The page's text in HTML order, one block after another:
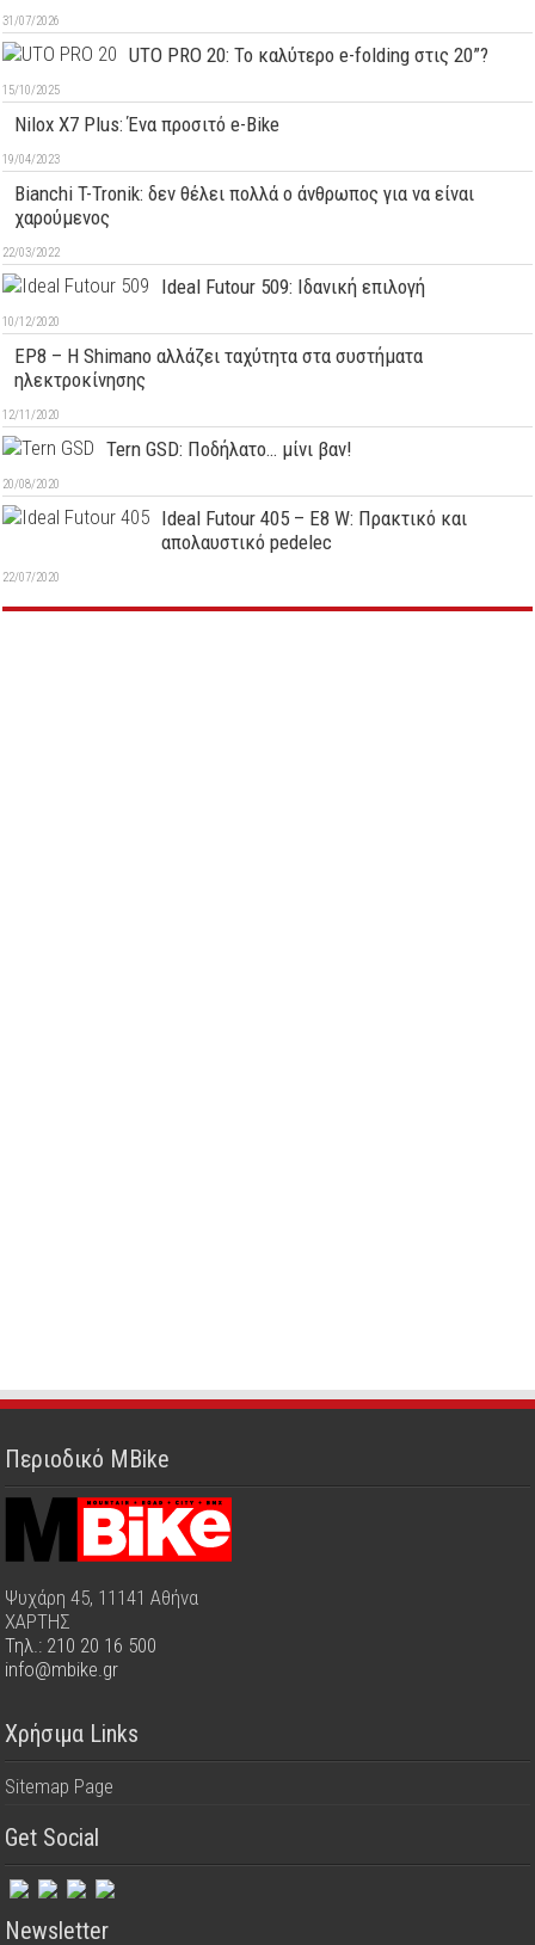
31/07/2026
UTO PRO 20: Το καλύτερο e-folding στις 20”?
15/10/2025
Nilox X7 Plus: Ένα προσιτό e-Bike
19/04/2023
Bianchi T-Tronik: δεν θέλει πολλά ο άνθρωπος για να είναι
χαρούμενος
22/03/2022
Ideal Futour 509: Ιδανική επιλογή
10/12/2020
EP8 – Η Shimano αλλάζει ταχύτητα στα συστήματα
ηλεκτροκίνησης
12/11/2020
Tern GSD: Ποδήλατο… μίνι βαν!
20/08/2020
Ideal Futour 405 – E8 W: Πρακτικό και
απολαυστικό pedelec
22/07/2020
Περιοδικό MBike
Ψυχάρη 45, 11141 Αθήνα
ΧΑΡΤΗΣ
Τηλ.: 210 20 16 500
info@mbike.gr
Χρήσιμα Links
Sitemap Page
Get Social
Newsletter